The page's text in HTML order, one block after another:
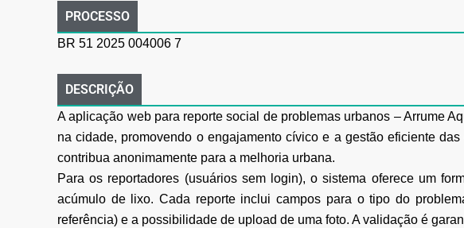
PROCESSO
BR 51 2025 004006 7
DESCRIÇÃO
A aplicação web para reporte social de problemas urbanos – Arrume
na cidade, promovendo o engajamento cívico e a gestão eficiente
contribua anonimamente para a melhoria urbana.
Para os reportadores (usuários sem login), o sistema oferece um
acúmulo de lixo. Cada reporte inclui campos para o tipo do
referência) e a possibilidade de upload de uma foto. A validação é